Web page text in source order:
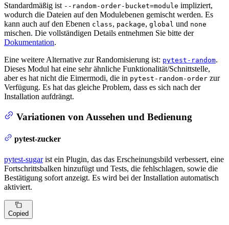
Standardmäßig ist --random-order-bucket=module impliziert,
wodurch die Dateien auf den Modulebenen gemischt werden. Es
kann auch auf den Ebenen class, package, global und none
mischen. Die vollständigen Details entnehmen Sie bitte der
Dokumentation.
Eine weitere Alternative zur Randomisierung ist: pytest-random.
Dieses Modul hat eine sehr ähnliche Funktionalität/Schnittstelle,
aber es hat nicht die Eimermodi, die in pytest-random-order zur
Verfügung. Es hat das gleiche Problem, dass es sich nach der
Installation aufdrängt.
Variationen von Aussehen und Bedienung
pytest-zucker
pytest-sugarist ein Plugin, das das Erscheinungsbild verbessert, eine
Fortschrittsbalken hinzufügt und Tests, die fehlschlagen, sowie die
Bestätigung sofort anzeigt. Es wird bei der Installation automatisch
aktiviert.
Copied